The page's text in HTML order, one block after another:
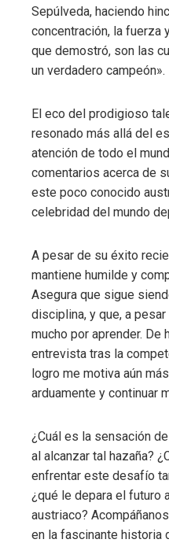
Sepúlveda, haciendo
concentración, la fuerza
que demostró, son las
un verdadero campeón».
El eco del prodigioso
resonado más allá del
atención de todo el
comentarios acerca de
este poco conocido
celebridad del mundo
A pesar de su éxito
mantiene humilde y
Asegura que sigue
disciplina, y que, a
mucho por aprender. De
entrevista tras la
logro me motiva aún
arduamente y continuar
¿Cuál es la sensación
al alcanzar tal hazaña?
enfrentar este desafío
¿qué le depara el futuro
austriaco?
en la fascinante historia